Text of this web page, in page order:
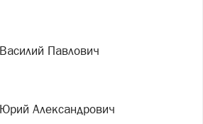
Павлович
Александрович